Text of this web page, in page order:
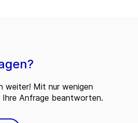
weiter! Mit nur wenigen
Ihre Anfrage beantworten.